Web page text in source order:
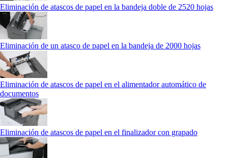
Eliminación de atascos de papel en la bandeja doble de 2520 hojas
Eliminación de un atasco de papel en la bandeja de 2000 hojas
Eliminación de atascos de papel en el alimentador automático de
documentos
Eliminación de atascos de papel en el finalizador con grapado